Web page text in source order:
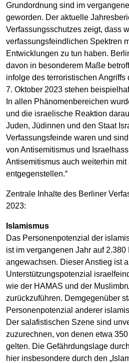
Grundordnung sind im
geworden. Der aktuelle
Verfassungsschutzes zeigt, dass
verfassungsfeindlichen Spektren
Entwicklungen zu tun haben.
davon in besonderem Maße
infolge des terroristischen
7. Oktober 2023 stehen
In allen Phänomenbereichen
und die israelische Reaktion
Juden, Jüdinnen und den Staat
Verfassungsfeinde waren und
von Antisemitismus und
Antisemitismus auch weiterhin
entgegenstellen.“
Zentrale Inhalte des Berliner
2023:
Islamismus
Das Personenpotenzial der
ist im vergangenen Jahr auf
angewachsen. Dieser Anstieg ist
Unterstützungspotenzial
wie der HAMAS und der
zurückzuführen. Demgegenüber
Personenpotenzial anderer
Der salafistischen Szene sind
zuzurechnen, von denen etwa
gelten. Die Gefährdungslage
hier insbesondere durch den